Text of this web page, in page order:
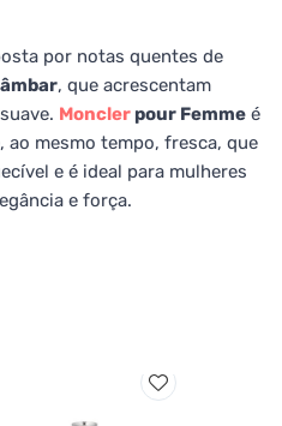
por notas quentes de
âmbar, que acrescentam
Moncler pour Femme é
mesmo tempo, fresca, que
e é ideal para mulheres
e força.